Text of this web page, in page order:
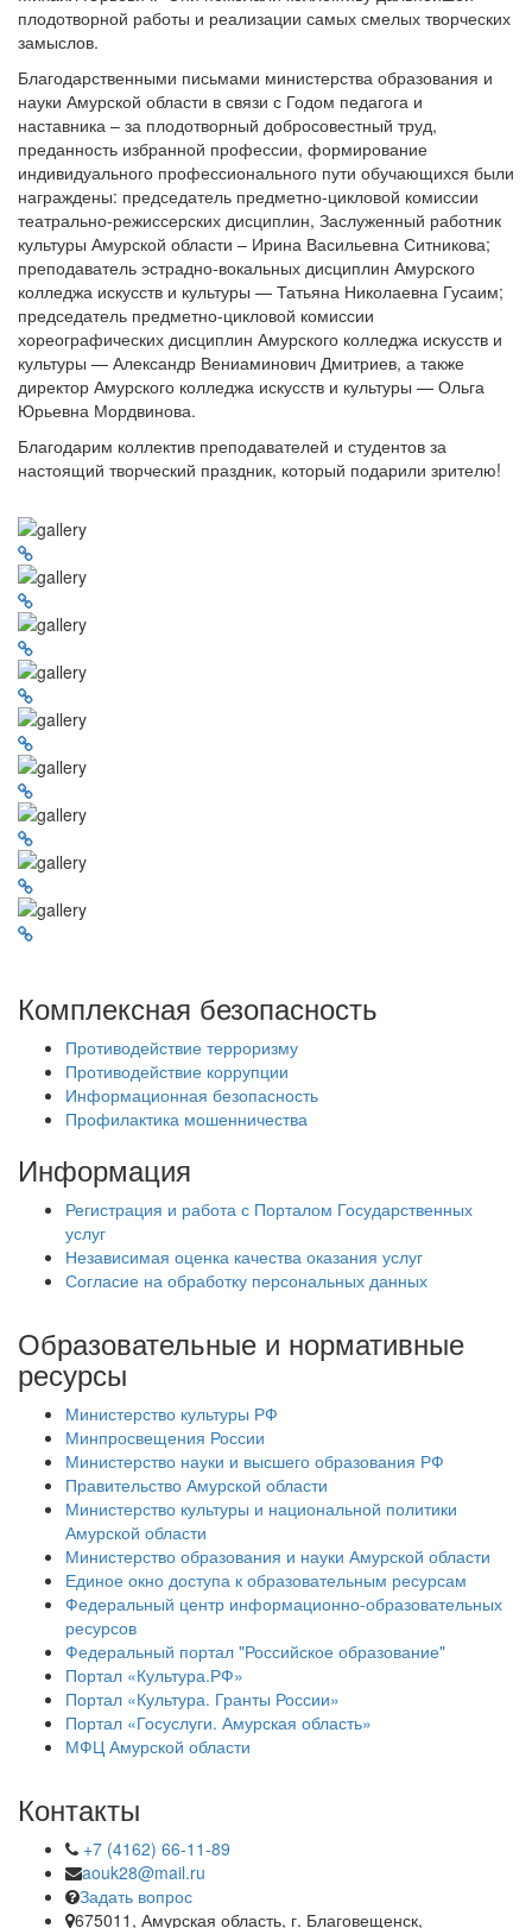
плодотворной работы и реализации самых смелых творческих
замыслов.
Благодарственными письмами министерства образования и
науки Амурской области в связи с Годом педагога и
наставника – за плодотворный добросовестный труд,
преданность избранной профессии, формирование
индивидуального профессионального пути обучающихся были
награждены: председатель предметно-цикловой комиссии
театрально-режиссерских дисциплин, Заслуженный работник
культуры Амурской области – Ирина Васильевна Ситникова;
преподаватель эстрадно-вокальных дисциплин Амурского
колледжа искусств и культуры — Татьяна Николаевна Гусаим;
председатель предметно-цикловой комиссии
хореографических дисциплин Амурского колледжа искусств и
культуры — Александр Вениаминович Дмитриев, а также
директор Амурского колледжа искусств и культуры — Ольга
Юрьевна Мордвинова.
Благодарим коллектив преподавателей и студентов за
настоящий творческий праздник, который подарили зрителю!
Комплексная безопасность
Противодействие терроризму
Противодействие коррупции
Информационная безопасность
Профилактика мошенничества
Информация
Регистрация и работа с Порталом Государственных
услуг
Независимая оценка качества оказания услуг
Согласие на обработку персональных данных
Образовательные и нормативные
ресурсы
Министерство культуры РФ
Минпросвещения России
Министерство науки и высшего образования РФ
Правительство Амурской области
Министерство культуры и национальной политики
Амурской области
Министерство образования и науки Амурской области
Единое окно доступа к образовательным ресурсам
Федеральный центр информационно-образовательных
ресурсов
Федеральный портал "Российское образование"
Портал «Культура.РФ»
Портал «Культура. Гранты России»
Портал «Госуслуги. Амурская область»
МФЦ Амурской области
Контакты
+7 (4162) 66-11-89
aouk28@mail.ru
Задать вопрос
675011, Амурская область, г. Благовещенск,